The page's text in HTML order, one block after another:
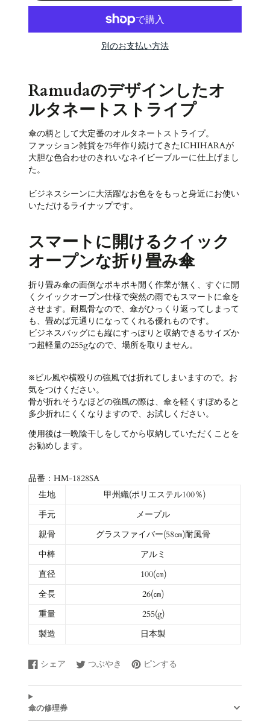
別のお支払い方法
Ramudaのデザインしたオ
ルタネートストライプ
傘の柄として大定番のオルタネートストライプ。
ファッション雑貨を75年作り続けてきたICHIHARAが
大胆な色合わせのきれいなネイビーブルーに仕上げまし
た。
ビジネスシーンに大活躍なお色ををもっと身近にお使い
いただけるライナップです。
スマートに開けるクイック
オープンな折り畳み傘
折り畳み傘の面倒なポキポキ開く作業が無く、すぐに開
くクイックオープン仕様で突然の雨でもスマートに傘を
させます。耐風骨なので、傘がひっくり返ってしまって
も、畳めば元通りになってくれる優れものです。
ビジネスバッグにも縦にすっぽりと収納できるサイズか
つ超軽量の255gなので、場所を取りません。
※ビル風や横殴りの強風では折れてしまいますので。お
気をつけください。
骨が折れそうなほどの強風の際は、傘を軽くすぼめると
多少折れにくくなりますので、お試しください。
使用後は一晩陰干しをしてから収納していただくことを
お勧めします。
品番：HM-1828SA
生地
甲州織(ポリエステル100％)
手元
メープル
親骨
グラスファイバー(58㎝)耐風骨
中棒
アルミ
直径
100(㎝)
全長
26(㎝)
重量
255(g)
製造
日本製
シェア
Facebook
シ
ェ
ア
新
い
ウ
ィ
つぶやき
Twitter
ー
新
ィ
ピンする
Pinterest
す
新
ィ
傘の修理券